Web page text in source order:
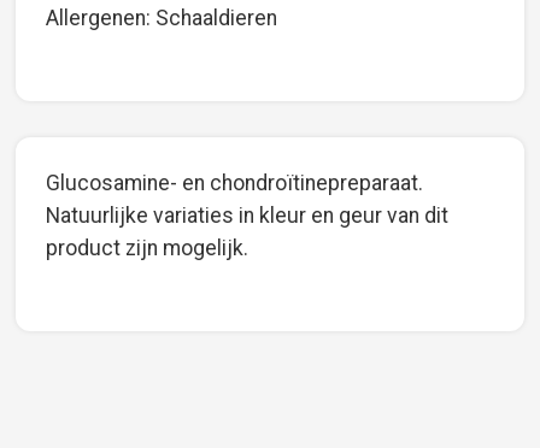
Allergenen: Schaaldieren
Glucosamine- en chondroïtinepreparaat.
Natuurlijke variaties in kleur en geur van dit
product zijn mogelijk.